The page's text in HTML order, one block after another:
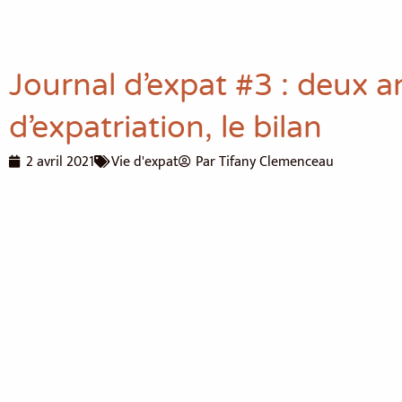
Journal d’expat #3 : deux
d’expatriation, le bilan
2 avril 2021 Vie d'expat ParTifany Clemenceau